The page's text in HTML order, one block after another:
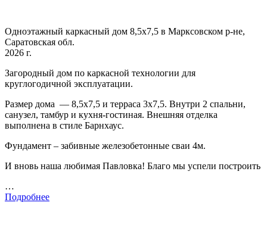
Одноэтажный каркасный дом 8,5х7,5 в Марксовском р-не,
Саратовская обл.
2026 г.
Загородный дом по каркасной технологии для
круглогодичной эксплуатации.
Размер дома — 8,5х7,5 и терраса 3х7,5. Внутри 2 спальни,
санузел, тамбур и кухня-гостиная. Внешняя отделка
выполнена в стиле Барнхаус.
Фундамент – забивные железобетонные сваи 4м.
И вновь наша любимая Павловка! Благо мы успели построить
…
Подробнее